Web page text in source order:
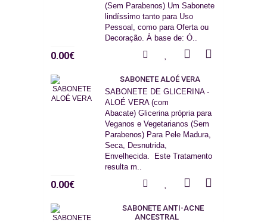
(Sem Parabenos) Um Sabonete
lindíssimo tanto para Uso
Pessoal, como para Oferta ou
Decoração. À base de: Ó..
0.00€
SABONETE ALOÉ VERA
SABONETE DE GLICERINA -
ALOÉ VERA (com
Abacate) Glicerina própria para
Veganos e Vegetarianos (Sem
Parabenos) Para Pele Madura,
Seca, Desnutrida,
Envelhecida. Este Tratamento
resulta m..
0.00€
SABONETE ANTI-ACNE
ANCESTRAL